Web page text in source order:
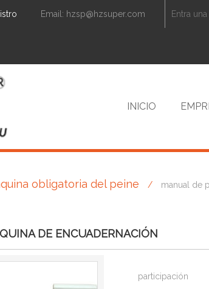
Email: hzsp@hzsuper.com
INICIO
CONTACTO
obligatoria del peine / manual de
DE ENCUADERNACIÓN
participación